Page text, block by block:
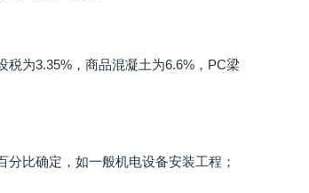
为3.35%，商品混凝土为6.6%，PC梁
比确定，如一般机电设备安装工程；